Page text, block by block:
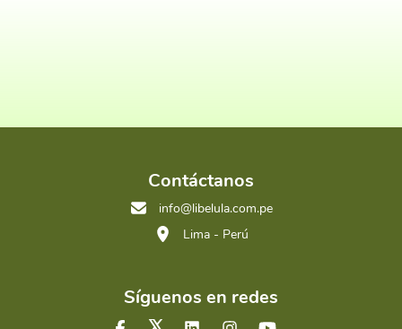
Contáctanos
info@libelula.com.pe
Lima - Perú
Síguenos en redes